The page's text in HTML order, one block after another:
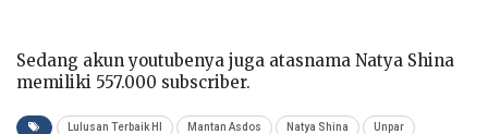
Sedang akun youtubenya juga atasnama Natya Shina
memiliki 557.000 subscriber.
Lulusan Terbaik HI Mantan Asdos Natya Shina Unpar